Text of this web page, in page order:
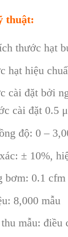
thuật:
thước hạt
hạt hiệu
cài đặt bởi
cài đặt 0.5
độ: 0 –
± 10%,
bơm: 0.1
8,000 mẫu
mẫu: điều